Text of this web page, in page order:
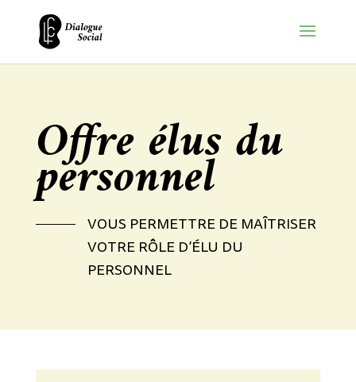
Offre élus du
personnel
VOUS PERMETTRE DE MAÎTRISER
VOTRE RÔLE D’ÉLU DU
PERSONNEL